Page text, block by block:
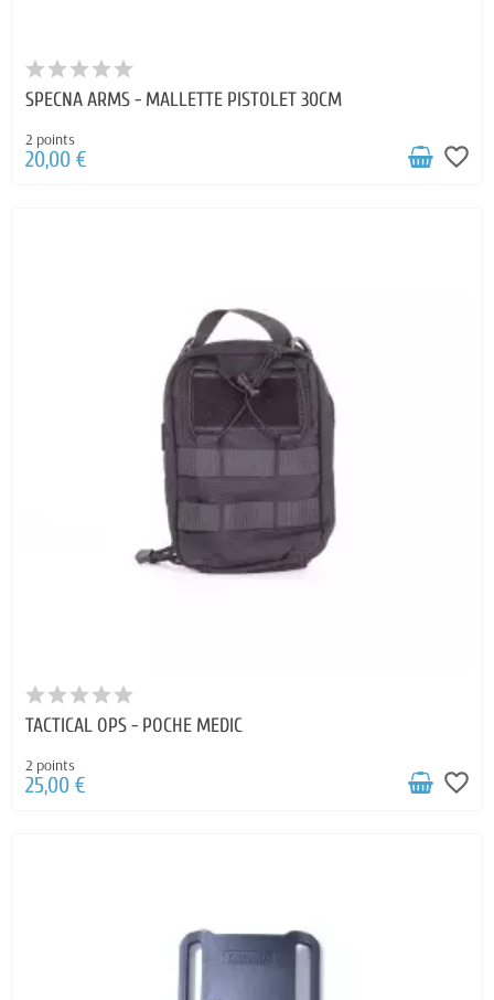
SPECNA ARMS - MALLETTE PISTOLET 30CM
2 points
20,00 € favorite_border
TACTICAL OPS - POCHE MEDIC
2 points
25,00 € favorite_border